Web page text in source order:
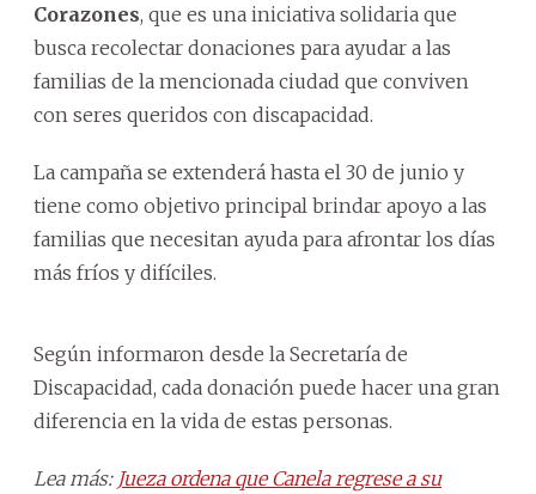
Corazones, que es una iniciativa solidaria que
busca recolectar donaciones para ayudar a las
familias de la mencionada ciudad que conviven
con seres queridos con discapacidad.
La campaña se extenderá hasta el 30 de junio y
tiene como objetivo principal brindar apoyo a las
familias que necesitan ayuda para afrontar los días
más fríos y difíciles.
Según informaron desde la Secretaría de
Discapacidad, cada donación puede hacer una gran
diferencia en la vida de estas personas.
Lea más: Jueza ordena que Canela regrese a su